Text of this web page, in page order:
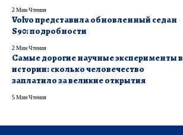
2 Мин Чтения
Volvo представила обновленный седан
S90: подробности
2 Мин Чтения
Самые дорогие научные эксперименты в
истории: сколько человечество
заплатило за великие открытия
5 Мин Чтения